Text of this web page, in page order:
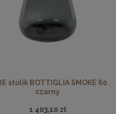
stolik BOTTIGLIA SMOKE 60
czarny
1 403,10 zł